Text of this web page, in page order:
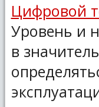
Цифровой
Уровень и
в